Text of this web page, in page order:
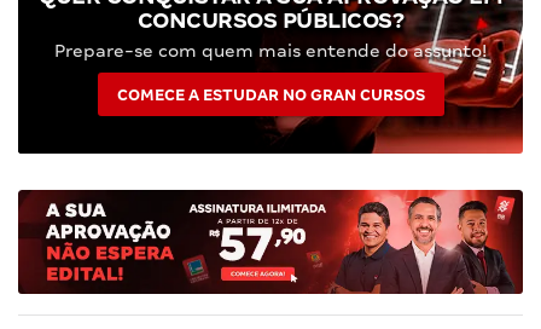
CONCURSOS PÚBLICOS?
Prepare-se com quem mais entende do assunto!
COMECE A ESTUDAR NO GRAN CURSOS